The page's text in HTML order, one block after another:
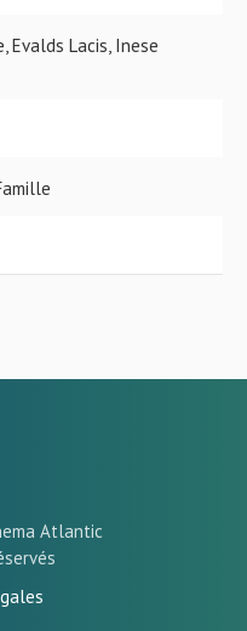
Evalds Lacis, Inese
Atlantic